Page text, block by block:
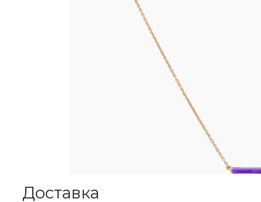
Доставка